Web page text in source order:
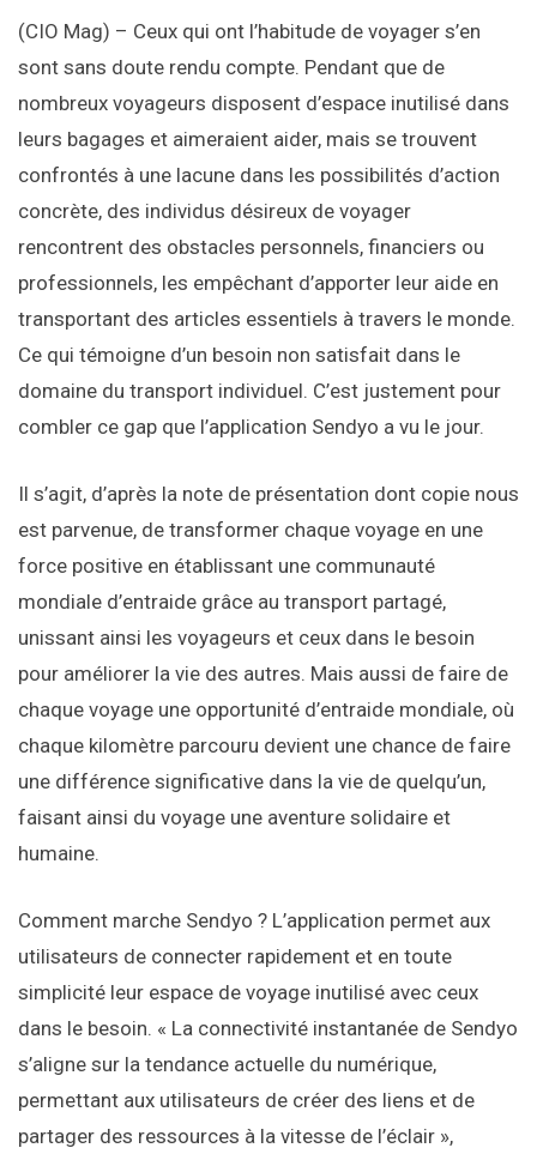
(CIO Mag) – Ceux qui ont l’habitude de voyager s’en
sont sans doute rendu compte. Pendant que de
nombreux voyageurs disposent d’espace inutilisé dans
leurs bagages et aimeraient aider, mais se trouvent
confrontés à une lacune dans les possibilités d’action
concrète, des individus désireux de voyager
rencontrent des obstacles personnels, financiers ou
professionnels, les empêchant d’apporter leur aide en
transportant des articles essentiels à travers le monde.
Ce qui témoigne d’un besoin non satisfait dans le
domaine du transport individuel. C’est justement pour
combler ce gap que l’application Sendyo a vu le jour.
Il s’agit, d’après la note de présentation dont copie nous
est parvenue, de transformer chaque voyage en une
force positive en établissant une communauté
mondiale d’entraide grâce au transport partagé,
unissant ainsi les voyageurs et ceux dans le besoin
pour améliorer la vie des autres. Mais aussi de faire de
chaque voyage une opportunité d’entraide mondiale, où
chaque kilomètre parcouru devient une chance de faire
une différence significative dans la vie de quelqu’un,
faisant ainsi du voyage une aventure solidaire et
humaine.
Comment marche Sendyo ? L’application permet aux
utilisateurs de connecter rapidement et en toute
simplicité leur espace de voyage inutilisé avec ceux
dans le besoin. « La connectivité instantanée de Sendyo
s’aligne sur la tendance actuelle du numérique,
permettant aux utilisateurs de créer des liens et de
partager des ressources à la vitesse de l’éclair »,